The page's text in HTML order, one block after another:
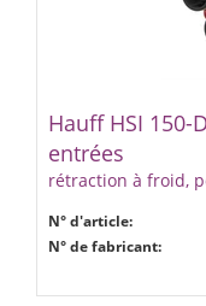
Hauff HSI 150-
entrées
rétraction à froid,
N° d'article:
N° de fabricant: